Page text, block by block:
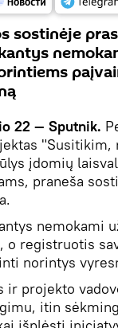
sostinėje
22 — Sputnik.
įdomių
praneša
nemokami
o registruotis
norintys
ir projekto
itin